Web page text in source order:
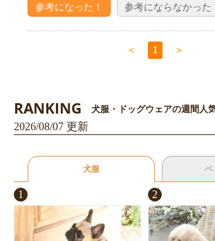
参考になった！ 参考にならなかった
＜ 1 ＞
RANKING 犬服・ドッグウェアの週間人
2026/08/07 更新
犬服 ペ
1 2